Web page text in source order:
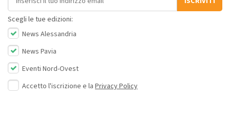
Scegli le tue edizioni:
News Alessandria
News Pavia
Eventi Nord-Ovest
Accetto l'iscrizione e la Privacy Policy